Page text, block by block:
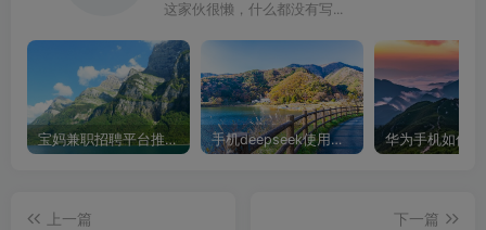
这家伙很懒，什么都没有写...
宝妈兼职招聘平台推荐，轻松找到理想工作！ 手机deepseek使用全攻略，轻松实现画图与炒股功能
上一篇
下一篇